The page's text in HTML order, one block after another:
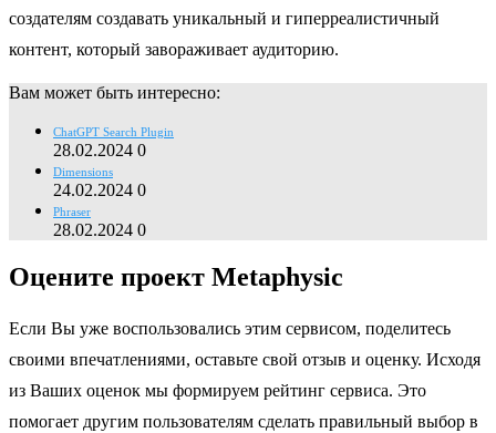
создателям создавать уникальный и гиперреалистичный
контент, который завораживает аудиторию.
Вам может быть интересно:
ChatGPT Search Plugin
28.02.2024 0
Dimensions
24.02.2024 0
Phraser
28.02.2024 0
Оцените проект Metaphysic
Если Вы уже воспользовались этим сервисом, поделитесь
своими впечатлениями, оставьте свой отзыв и оценку. Исходя
из Ваших оценок мы формируем рейтинг сервиса. Это
помогает другим пользователям сделать правильный выбор в